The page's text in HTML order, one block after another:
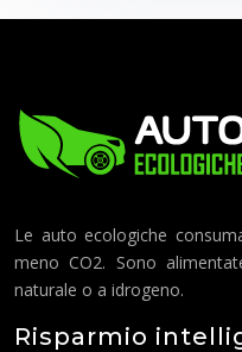
Le auto ecologiche
meno CO2. Sono
naturale o a idrogeno.
Risparmio